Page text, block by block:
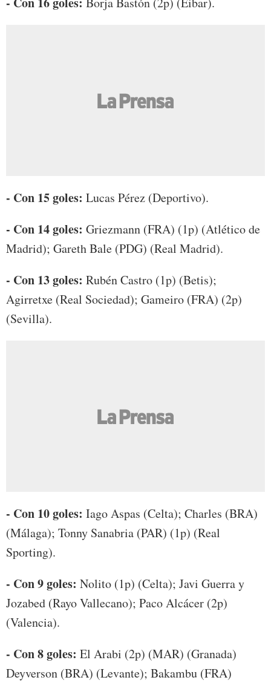
- Con 15 goles: Lucas Pérez (Deportivo).
- Con 14 goles: Griezmann (FRA) (1p) (Atlético de
Madrid); Gareth Bale (PDG) (Real Madrid).
- Con 13 goles: Rubén Castro (1p) (Betis);
Agirretxe (Real Sociedad); Gameiro (FRA) (2p)
(Sevilla).
- Con 10 goles: Iago Aspas (Celta); Charles (BRA)
(Málaga); Tonny Sanabria (PAR) (1p) (Real
Sporting).
- Con 9 goles: Nolito (1p) (Celta); Javi Guerra y
Jozabed (Rayo Vallecano); Paco Alcácer (2p)
(Valencia).
- Con 8 goles: El Arabi (2p) (MAR) (Granada)
Deyverson (BRA) (Levante); Bakambu (FRA)